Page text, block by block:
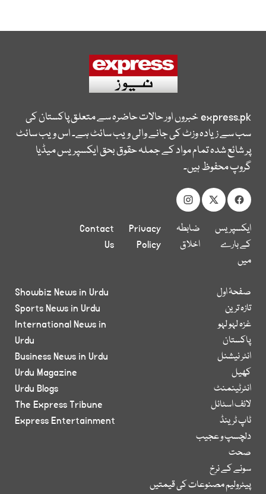
express.pkخبروں اور حالات حاضرہ سے متعلق پاکستان کی
سب سے زیادہ وزٹ کی جانے والی ویب سائٹ ہے۔ اس ویب سائٹ
پر شائع شدہ تمام مواد کے جملہ حقوق بحق ایکسپریس میڈیا
گروپ محفوظ ہیں۔
ایکسپریس
کے بارے
میں
ضابطہ
اخلاق
Privacy
Policy
Contact
Us
صفحۂ اول
تازہ ترین
غزہ لہو لہو
پاکستان
انٹر نیشنل
کھیل
انٹرٹینمنٹ
لائف اسٹائل
ٹاپ ٹرینڈ
دلچسپ و عجیب
صحت
سونے کے نرخ
پیٹرولیم مصنوعات کی قیمتیں
Showbiz News in Urdu
Sports News in Urdu
International News in
Urdu
Business News in Urdu
Urdu Magazine
Urdu Blogs
The Express Tribune
Express Entertainment